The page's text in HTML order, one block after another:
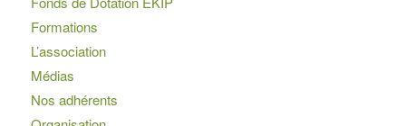
Formations
L’association
Médias
Nos adhérents